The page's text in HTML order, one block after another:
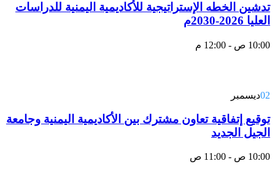
تدشين الخطه الإستراتيجية للأكاديمية اليمنية للدراسات
العليا 2026-2030م
10:00 ص - 12:00 م
02ديسمبر
توقيع إتفاقية تعاون مشترك بين الأكاديمية اليمنية وجامعة
الجيل الجديد
10:00 ص - 11:00 ص